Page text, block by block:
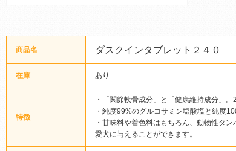
商品名 ダスクインタブレット２４０
在庫 あり
特徴
・「関節軟骨成分」と「健康維持成分」
・純度99%のグルコサミン塩酸塩と純度
・甘味料や着色料はもちろん、動物性タ
愛犬に与えることができます。